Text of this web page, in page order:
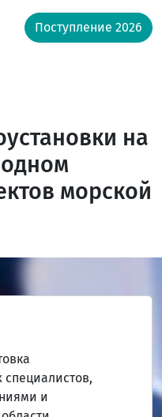
Поступление 2026
на
морской
и